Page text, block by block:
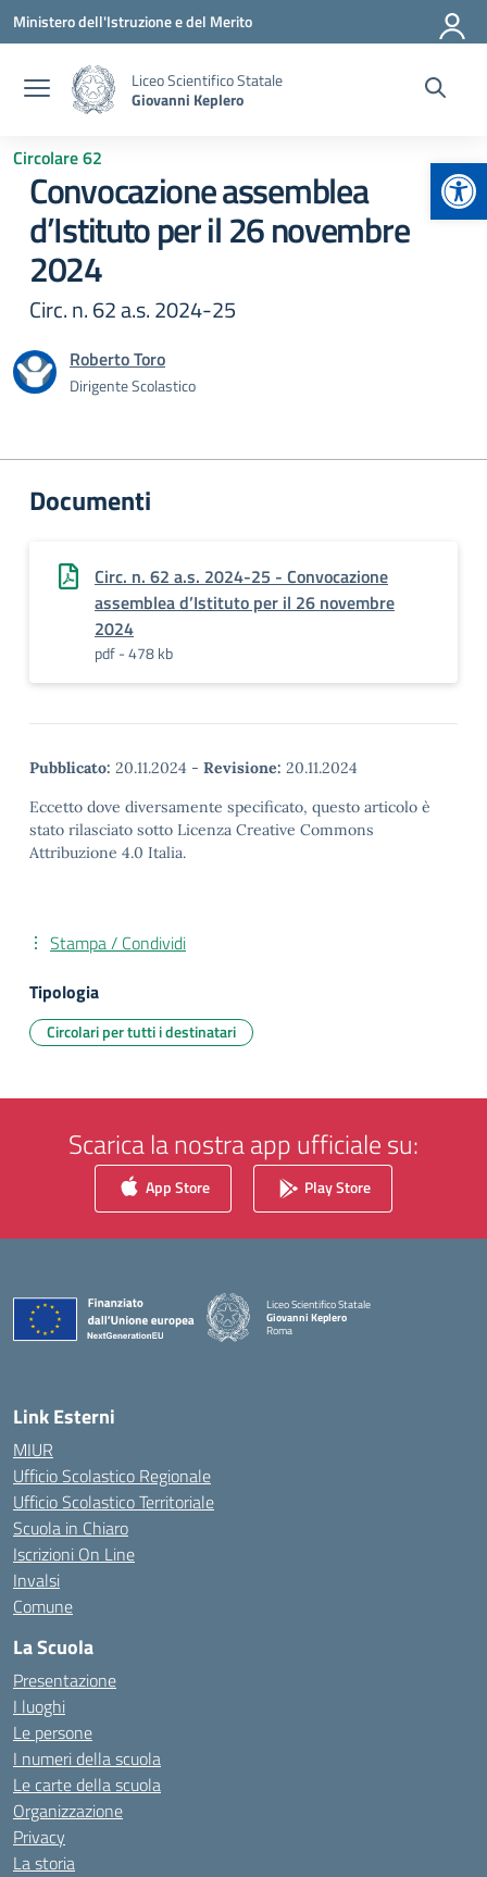
Vai ai contenuti
Vai al menu di navigazione
Vai al footer
Ministero dell'Istruzione e del Merito
Liceo Scientifico Statale
Giovanni Keplero
Circolare 62
Convocazione assemblea
d’Istituto per il 26 novembre
2024
Circ. n. 62 a.s. 2024-25
Roberto Toro
Dirigente Scolastico
Documenti
Circ. n. 62 a.s. 2024-25 - Convocazione
assemblea d’Istituto per il 26 novembre
2024
pdf - 478 kb
Pubblicato: 20.11.2024 - Revisione: 20.11.2024
Eccetto dove diversamente specificato, questo articolo è
stato rilasciato sotto Licenza Creative Commons
Attribuzione 4.0 Italia.
Stampa / Condividi
Tipologia
Circolari per tutti i destinatari
Scarica la nostra app ufficiale su:
App Store Play Store
Liceo Scientifico Statale
Giovanni Keplero
Roma
Link Esterni
MIUR
Ufficio Scolastico Regionale
Ufficio Scolastico Territoriale
Scuola in Chiaro
Iscrizioni On Line
Invalsi
Comune
La Scuola
Presentazione
I luoghi
Le persone
I numeri della scuola
Le carte della scuola
Organizzazione
Privacy
La storia